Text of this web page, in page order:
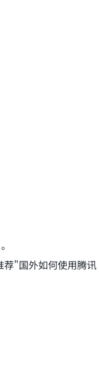
。
"国外如何使用腾讯